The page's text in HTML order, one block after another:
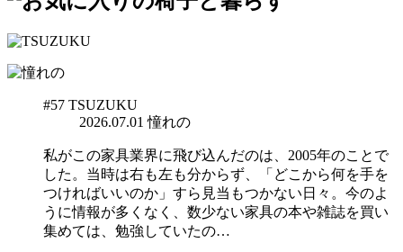
#57 TSUZUKU
2026.07.01 憧れの
私がこの家具業界に飛び込んだのは、2005年のことで
した。当時は右も左も分からず、「どこから何を手を
つければいいのか」すら見当もつかない日々。今のよ
うに情報が多くなく、数少ない家具の本や雑誌を買い
集めては、勉強していたの…